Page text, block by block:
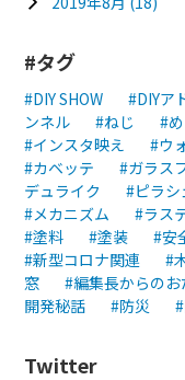
タグ
DIY SHOW DIYア
ンネル
ねじ
インスタ映え
ウ
カベッテ
ガラス
デュライク
ピラ
メカニズム
ラス
塗料
塗装 安
新型コロナ関連
窓
編集長からのお
開発秘話
防災
Twitter